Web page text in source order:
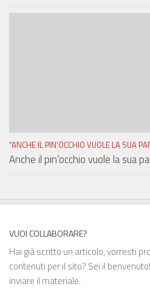
"ANCHE IL PIN'OCCHIO VUOLE LA SUA
Anche il pin’occhio vuole la sua
VUOI COLLABORARE?
Hai già scritto un articolo, vorresti
contenuti per il sito? Sei il benvenuto!
inviare il materiale.